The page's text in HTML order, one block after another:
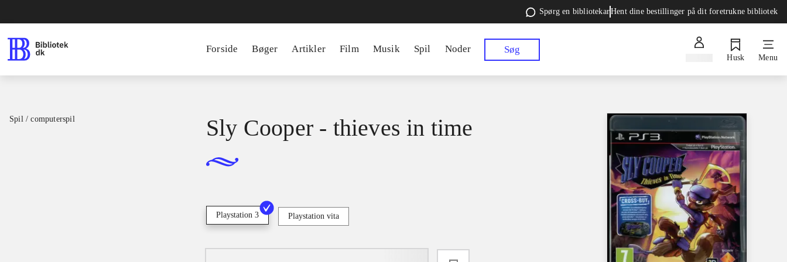
Spørg en bibliotekarHent dine bestillinger på dit foretrukne bibliotek
Forside Bøger Artikler Film Musik Spil Noder Søg
Husk Menu
Spil / computerspil Sly Cooper - thieves in time
Playstation 3 Playstation vita